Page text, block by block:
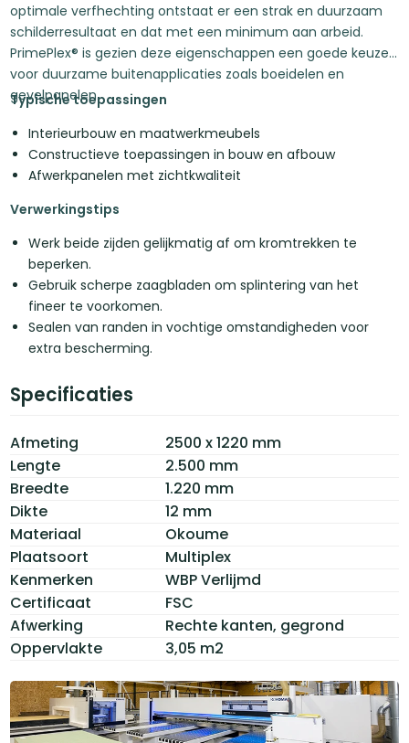
optimale verfhechting ontstaat er een strak en duurzaam
schilderresultaat en dat met een minimum aan arbeid.
PrimePlex® is gezien deze eigenschappen een goede keuze
voor duurzame buitenapplicaties zoals boeidelen en
gevelpanelen.
Typische toepassingen
Interieurbouw en maatwerkmeubels
Constructieve toepassingen in bouw en afbouw
Afwerkpanelen met zichtkwaliteit
Verwerkingstips
Werk beide zijden gelijkmatig af om kromtrekken te
beperken.
Gebruik scherpe zaagbladen om splintering van het
fineer te voorkomen.
Sealen van randen in vochtige omstandigheden voor
extra bescherming.
Specificaties
Afmeting
2500 x 1220 mm
Lengte
2.500 mm
Breedte
1.220 mm
Dikte
12 mm
Materiaal
Okoume
Plaatsoort
Multiplex
Kenmerken
WBP Verlijmd
Certificaat
FSC
Afwerking
Rechte kanten, gegrond
Oppervlakte
3,05 m2